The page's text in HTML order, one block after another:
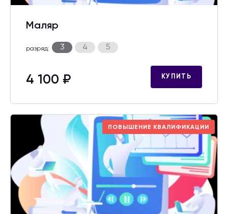
Маляр
разряд: 3 4 5
4 100 ₽ КУПИТЬ
ПОВЫШЕНИЕ КВАЛИФИКАЦИИ